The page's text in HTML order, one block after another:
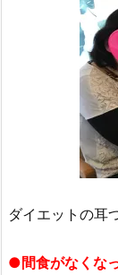
ダイエットの耳
●間食がなくな